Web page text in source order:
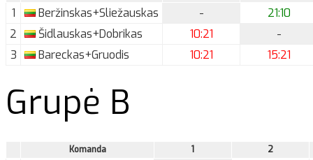
1 Beržinskas+Sliežauskas -
21:10
2
Šidlauskas+Dobrikas 10:21
-
3
Bareckas+Gruodis 10:21 15:21
Grupė B
Komanda 1 2